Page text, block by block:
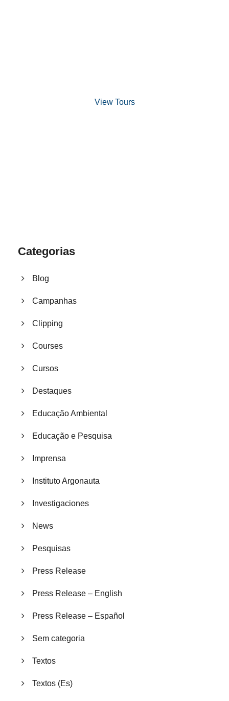
View Tours
Categorias
Blog
Campanhas
Clipping
Courses
Cursos
Destaques
Educação Ambiental
Educação e Pesquisa
Imprensa
Instituto Argonauta
Investigaciones
News
Pesquisas
Press Release
Press Release – English
Press Release – Español
Sem categoria
Textos
Textos (Es)